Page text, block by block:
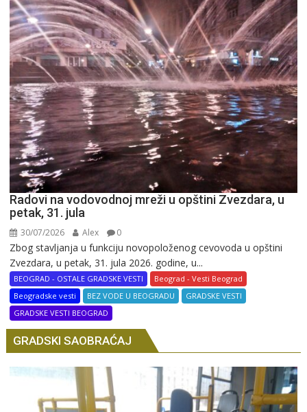
Radovi na vodovodnoj mreži u opštini Zvezdara, u
petak, 31. jula
30/07/2026 Alex 0
Zbog stavljanja u funkciju novopoloženog cevovoda u opštini
Zvezdara, u petak, 31. jula 2026. godine, u...
BEOGRAD - OSTALE GRADSKE VESTI
Beograd - Vesti Beograd
Beogradske vesti
BEZ VODE U BEOGRADU
GRADSKE VESTI
GRADSKE VESTI BEOGRAD
GRADSKI SAOBRAĆAJ